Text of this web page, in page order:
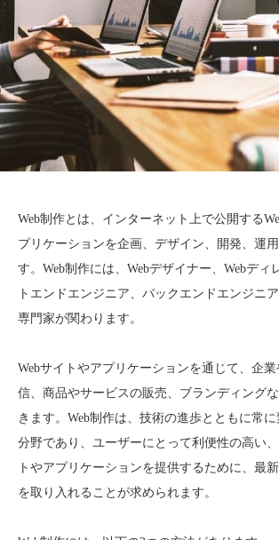
Web制作とは、インターネット上で公開する
プリケーションを企画、デザイン、開発、運
す。Web制作には、Webデザイナー、Webディ
トエンドエンジニア、バックエンドエンジニ
専門家が関わります。
Webサイトやアプリケーションを通じて、企
信、商品やサービスの販売、ブランディング
きます。Web制作は、技術の進歩とともに常
分野であり、ユーザーにとって利便性の高い
トやアプリケーションを提供するために、最
を取り入れることが求められます。